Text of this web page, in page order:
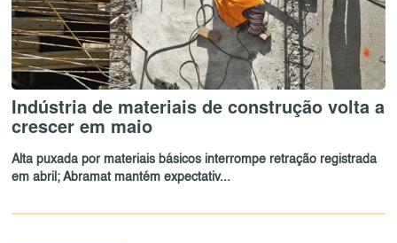
Indústria de materiais de construção volta a
crescer em maio
Alta puxada por materiais básicos interrompe retração registrada
em abril; Abramat mantém expectativ...